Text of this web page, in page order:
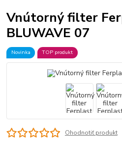
Vnútorný filter
BLUWAVE 07
Novinka TOP produkt
Ohodnotiť produkt